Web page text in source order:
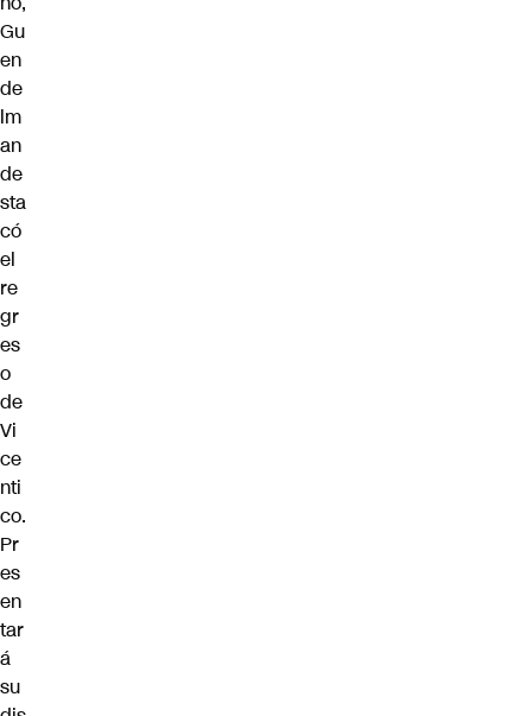
Gu
en
de
lm
an
de
sta
có
el
re
gr
es
o
de
Vi
ce
nti
co.
Pr
es
en
tar
á
su